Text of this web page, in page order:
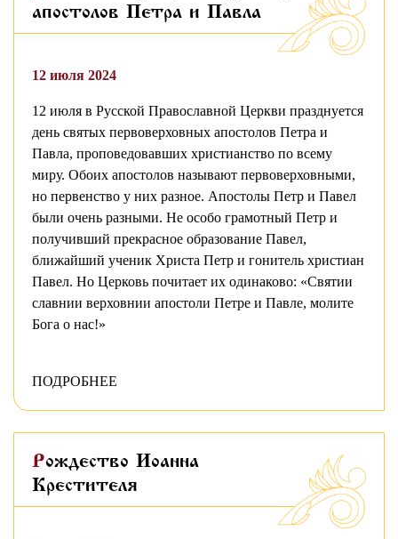
апостолов Петра и Павла
12 июля 2024
12 июля в Русской Православной Церкви празднуется
день святых первоверховных апостолов Петра и
Павла, проповедовавших христианство по всему
миру. Обоих апостолов называют первоверховными,
но первенство у них разное. Апостолы Петр и Павел
были очень разными. Не особо грамотный Петр и
получивший прекрасное образование Павел,
ближайший ученик Христа Петр и гонитель христиан
Павел. Но Церковь почитает их одинаково: «Святии
славнии верховнии апостоли Петре и Павле, молите
Бога о нас!»
ПОДРОБНЕЕ
Рождество Иоанна
Крестителя